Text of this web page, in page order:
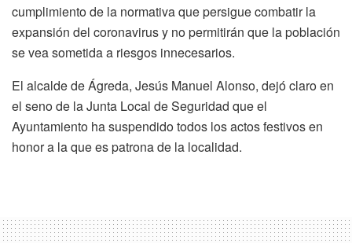
cumplimiento de la normativa que persigue combatir la
expansión del coronavirus y no permitirán que la población
se vea sometida a riesgos innecesarios.
El alcalde de Ágreda, Jesús Manuel Alonso, dejó claro en
el seno de la Junta Local de Seguridad que el
Ayuntamiento ha suspendido todos los actos festivos en
honor a la que es patrona de la localidad.